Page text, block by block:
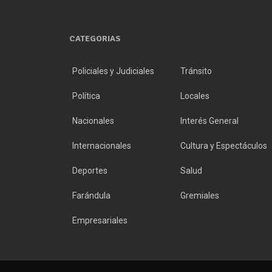
CATEGORIAS
Policiales y Judiciales Tránsito
Política Locales
Nacionales Interés General
Internacionales Cultura y Espectáculos
Deportes Salud
Farándula Gremiales
Empresariales